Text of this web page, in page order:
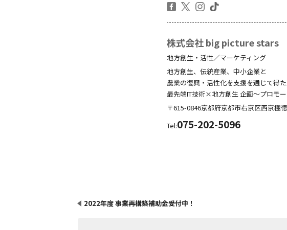
株式会社 big picture stars
地方創生・活性／マーケティング
地方創生、伝統産業、中小企業と
農業の復興・活性化を支援を通じて得
最先端IT技術×地方創生 企画～プロモ
〒615-0846京都府京都市右京区西京極
Tel:075-202-5096
2022年度 事業再構築補助金受付中！